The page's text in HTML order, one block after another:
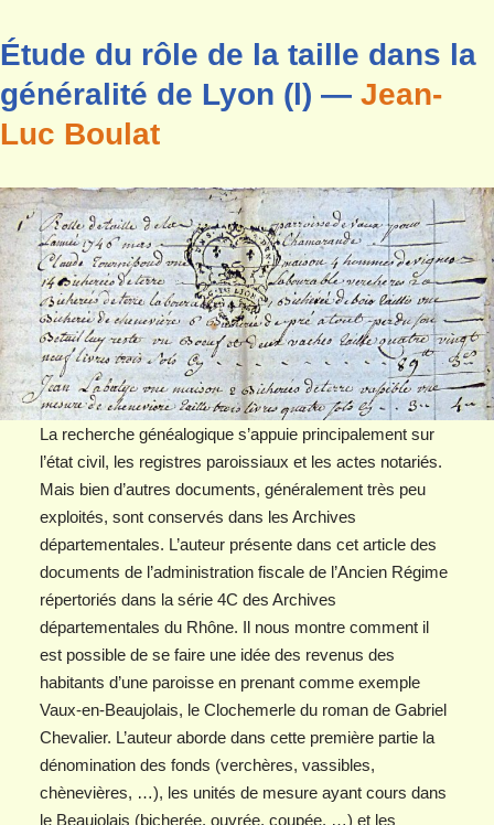
Étude du rôle de la taille dans la
généralité de Lyon (l) — Jean-
Luc Boulat
La recherche généalogique s’appuie principalement sur
l’état civil, les registres paroissiaux et les actes notariés.
Mais bien d’autres documents, généralement très peu
exploités, sont conservés dans les Archives
départementales. L’auteur présente dans cet article des
documents de l’administration fiscale de l’Ancien Régime
répertoriés dans la série 4C des Archives
départementales du Rhône. Il nous montre comment il
est possible de se faire une idée des revenus des
habitants d’une paroisse en prenant comme exemple
Vaux-en-Beaujolais, le Clochemerle du roman de Gabriel
Chevalier. L’auteur aborde dans cette première partie la
dénomination des fonds (verchères, vassibles,
chènevières, …), les unités de mesure ayant cours dans
le Beaujolais (bicherée, ouvrée, coupée, …) et les